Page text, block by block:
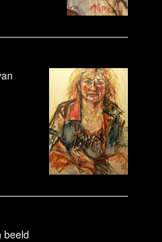
beeld